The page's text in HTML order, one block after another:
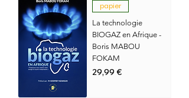
papier
La technologie
BIOGAZ en Afrique -
Boris MABOU
FOKAM
Prix
29,99 €